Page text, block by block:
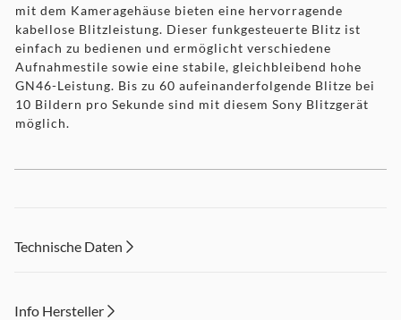
mit dem Kameragehäuse bieten eine hervorragende
kabellose Blitzleistung. Dieser funkgesteuerte Blitz ist
einfach zu bedienen und ermöglicht verschiedene
Aufnahmestile sowie eine stabile, gleichbleibend hohe
GN46-Leistung. Bis zu 60 aufeinanderfolgende Blitze bei
10 Bildern pro Sekunde sind mit diesem Sony Blitzgerät
möglich.
Technische Daten
Info Hersteller